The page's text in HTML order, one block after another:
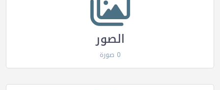
الصور
0 صورة